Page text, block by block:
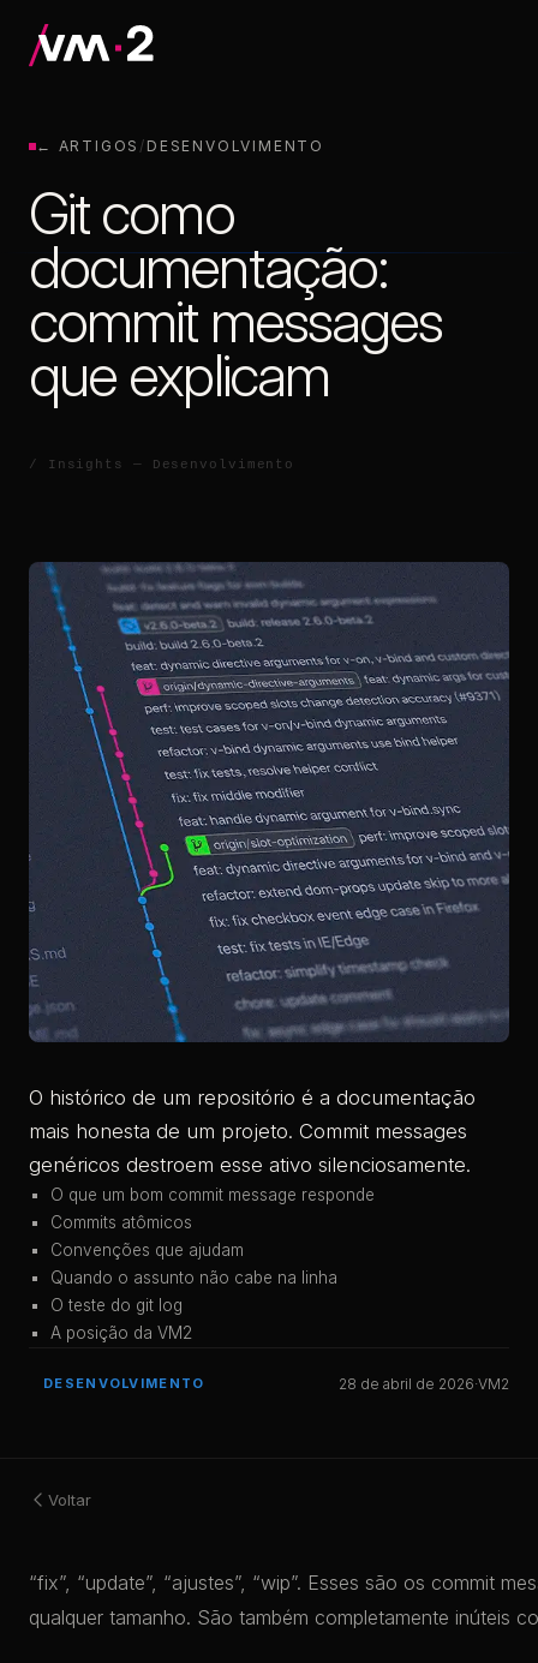
← ARTIGOS / DESENVOLVIMENTO
Git como
documentação:
commit messages
que explicam
O histórico de um repositório é a documentação
mais honesta de um projeto. Commit messages
genéricos destroem esse ativo silenciosamente.
O que um bom commit message responde
Commits atômicos
Convenções que ajudam
Quando o assunto não cabe na linha
O teste do git log
A posição da VM2
DESENVOLVIMENTO 28 de abril de 2026·VM2
Voltar
“fix”, “update”, “ajustes”, “wip”. Esses são os commit
qualquer tamanho. São também completamente inúteis